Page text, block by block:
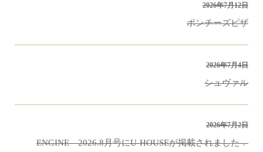
ポンチーズピザ
2026年7月12日
シュヴァル
2026年7月4日
ENGINE 2026.8月号にU-HOUSEが掲載されました．
2026年7月2日